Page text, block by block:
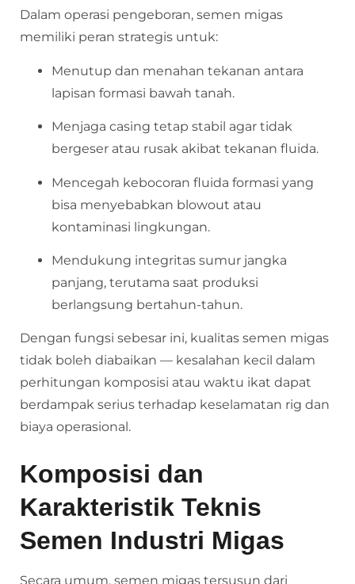
Dalam operasi pengeboran, semen migas
memiliki peran strategis untuk:
Menutup dan menahan tekanan antara
lapisan formasi bawah tanah.
Menjaga casing tetap stabil agar tidak
bergeser atau rusak akibat tekanan fluida.
Mencegah kebocoran fluida formasi yang
bisa menyebabkan blowout atau
kontaminasi lingkungan.
Mendukung integritas sumur jangka
panjang, terutama saat produksi
berlangsung bertahun-tahun.
Dengan fungsi sebesar ini, kualitas semen migas
tidak boleh diabaikan — kesalahan kecil dalam
perhitungan komposisi atau waktu ikat dapat
berdampak serius terhadap keselamatan rig dan
biaya operasional.
Komposisi dan
Karakteristik Teknis
Semen Industri Migas
Secara umum, semen migas tersusun dari